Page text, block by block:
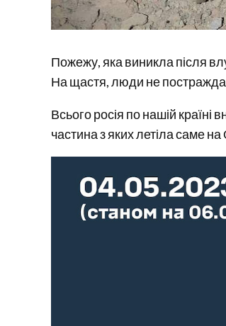
Пожежу, яка виникла після
На щастя, люди не
Всього росія по нашій
частина з яких летіла саме